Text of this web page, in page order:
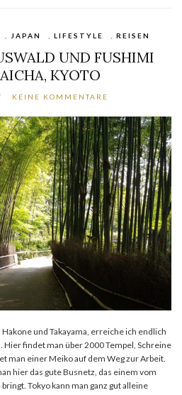
JAPAN LIFESTYLE REISEN
UND FUSHIMI
KYOTO
KEINE KOMMENTARE
und Takayama, erreiche ich endlich
Hier findet man über 2000 Tempel, Schreine
man einer Meiko auf dem Weg zur Arbeit.
hier das gute Busnetz, das einem vom
Tokyo kann man ganz gut alleine